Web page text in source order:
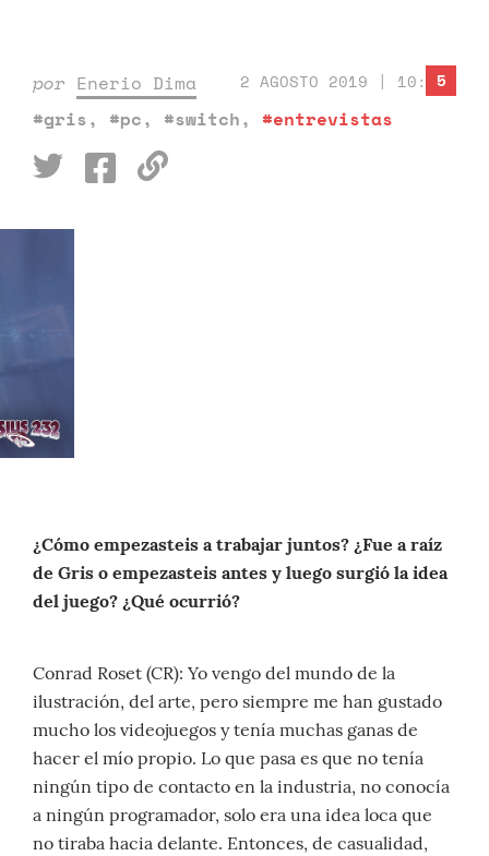
por Enerio Dima 2 AGOSTO 2019 | 10:00
#gris, #pc, #switch, #entrevistas
5
¿Cómo empezasteis a trabajar juntos? ¿Fue a raíz
de Gris o empezasteis antes y luego surgió la idea
del juego? ¿Qué ocurrió?
Conrad Roset (CR): Yo vengo del mundo de la
ilustración, del arte, pero siempre me han gustado
mucho los videojuegos y tenía muchas ganas de
hacer el mío propio. Lo que pasa es que no tenía
ningún tipo de contacto en la industria, no conocía
a ningún programador, solo era una idea loca que
no tiraba hacia delante. Entonces, de casualidad,